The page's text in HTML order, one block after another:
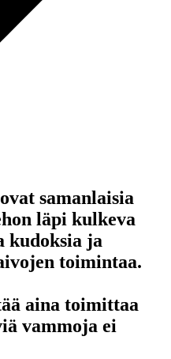
samanlaisia
läpi kulkeva
kudoksia ja
toimintaa.
aina toimittaa
vammoja ei